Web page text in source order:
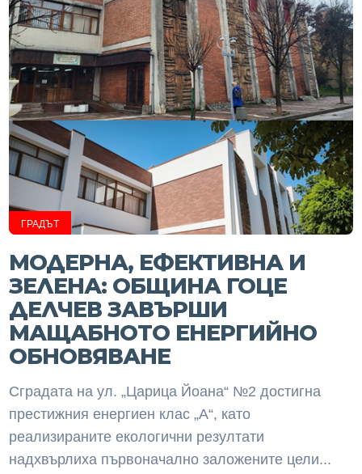
ГРАДЪТ
МОДЕРНА, ЕФЕКТИВНА И
ЗЕЛЕНА: ОБЩИНА ГОЦЕ
ДЕЛЧЕВ ЗАВЪРШИ
МАЩАБНОТО ЕНЕРГИЙНО
ОБНОВЯВАНЕ
Сградата на ул. „Царица Йоана“ №2 достигна
престижния енергиен клас „А“, като
реализираните екологични резултати
надхвърлиха първоначално заложените цели...